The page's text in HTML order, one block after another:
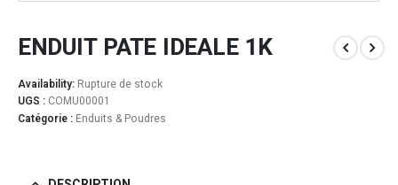
ENDUIT PATE IDEALE 1K
Availability: Rupture de stock
UGS : COMU00001
Catégorie : Enduits & Poudres